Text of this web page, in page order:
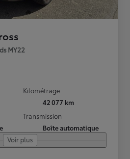
MY22
Kilométrage
42 077 km
Transmission
Boîte automatique
Voir plus